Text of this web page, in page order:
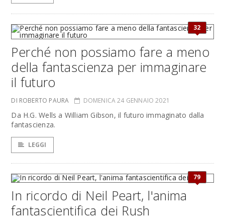
32
Perché non possiamo fare a meno
della fantascienza per immaginare
il futuro
DI ROBERTO PAURA DOMENICA 24 GENNAIO 2021
Da H.G. Wells a William Gibson, il futuro immaginato dalla
fantascienza.
LEGGI
79
In ricordo di Neil Peart, l'anima
fantascientifica dei Rush